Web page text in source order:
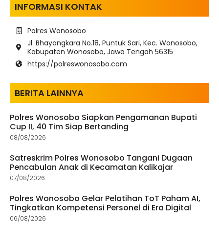
INFORMASI KONTAK
Polres Wonosobo
Jl. Bhayangkara No.18, Puntuk Sari, Kec. Wonosobo,
Kabupaten Wonosobo, Jawa Tengah 56315
https://polreswonosobo.com
BERITA LAINNYA
Polres Wonosobo Siapkan Pengamanan Bupati
Cup II, 40 Tim Siap Bertanding
08/08/2026
Satreskrim Polres Wonosobo Tangani Dugaan
Pencabulan Anak di Kecamatan Kalikajar
07/08/2026
Polres Wonosobo Gelar Pelatihan ToT Paham AI,
Tingkatkan Kompetensi Personel di Era Digital
06/08/2026